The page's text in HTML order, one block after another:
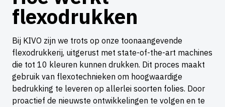
flexodrukken
Bij KIVO zijn we trots op onze toonaangevende
flexodrukkerij, uitgerust met state-of-the-art machines
die tot 10 kleuren kunnen drukken. Dit proces maakt
gebruik van flexotechnieken om hoogwaardige
bedrukking te leveren op allerlei soorten folies. Door
proactief de nieuwste ontwikkelingen te volgen en te